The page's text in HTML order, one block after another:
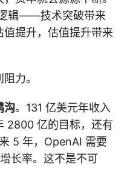
辑——技术突破带来
提升，估值提升带来
力。
沟。131 亿美元年收入
2800 亿的目标，还有
5 年，OpenAI 需要
长率。这不是不可